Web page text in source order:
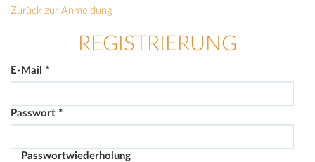
Zurück zur Anmeldung
REGISTRIERUNG
E-Mail *
Passwort *
Passwortwiederholung